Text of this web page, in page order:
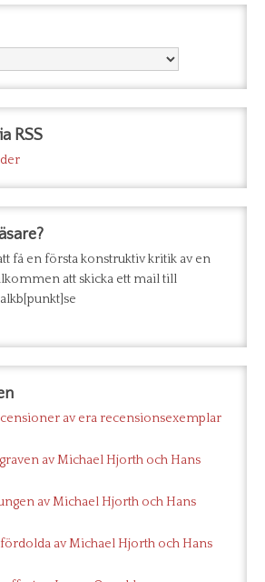
RSS
få en första konstruktiv kritik av en
att skicka ett mail till
av era recensionsexemplar
av Michael Hjorth och Hans
av Michael Hjorth och Hans
av Michael Hjorth och Hans